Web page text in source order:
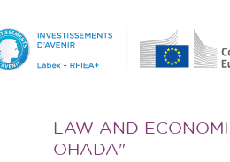
LAW AND
OHADA"